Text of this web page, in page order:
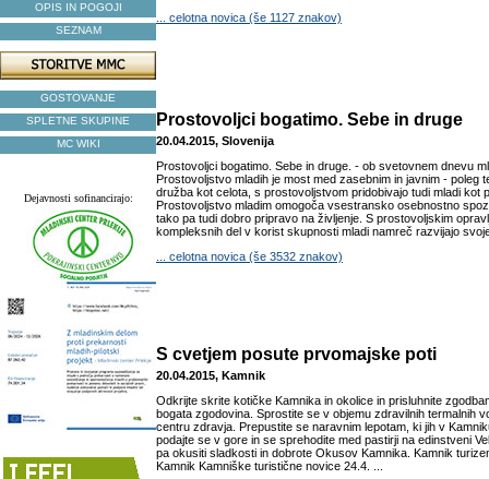
OPIS IN POGOJI
SEZNAM
GOSTOVANJE
SPLETNE SKUPINE
MC WIKI
Dejavnosti sofinancirajo:
... celotna novica (še 1127 znakov)
Prostovoljci bogatimo. Sebe in druge
20.04.2015, Slovenija
Prostovoljci bogatimo. Sebe in druge. - ob svetovnem dnevu
Prostovoljstvo mladih je most med zasebnim in javnim - poleg
družba kot celota, s prostovoljstvom pridobivajo tudi mladi kot
Prostovoljstvo mladim omogoča vsestransko osebnostno
tako pa tudi dobro pripravo na življenje. S prostovoljskim
kompleksnih del v korist skupnosti mladi namreč razvijajo
... celotna novica (še 3532 znakov)
S cvetjem posute prvomajske poti
20.04.2015, Kamnik
Odkrijte skrite kotičke Kamnika in okolice in prisluhnite
bogata zgodovina. Sprostite se v objemu zdravilnih termalnih
centru zdravja. Prepustite se naravnim lepotam, ki jih v
podajte se v gore in se sprehodite med pastirji na edinstveni
pa okusiti sladkosti in dobrote Okusov Kamnika. Kamnik
Kamnik Kamniške turistične novice 24.4. ...